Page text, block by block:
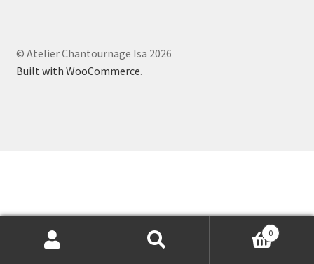
© Atelier Chantournage Isa 2026
Built with WooCommerce.
Recherche
Recherche
0